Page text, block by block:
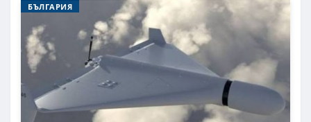
БЪЛГАРИЯ